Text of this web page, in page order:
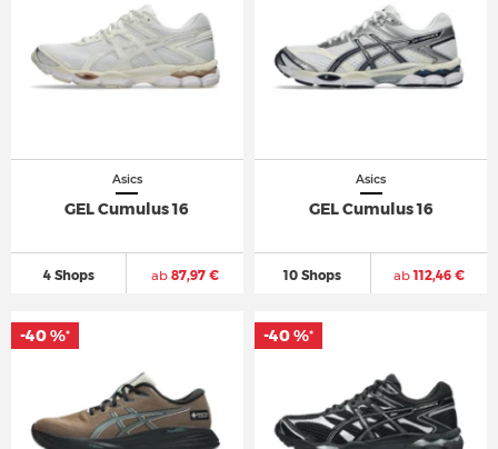
Asics
GEL Cumulus 16
4 Shops ab87,97 €
Asics
GEL Cumulus 16
10 Shops ab112,46 €
-40 %*
-40 %* -40 %*
-40 %*